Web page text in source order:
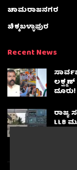
ಚಾಮರಾಜನಗರ
ಚಿಕ್ಕಬಳ್ಳಾಫುರ
Recent News
ದೂರು!
ರಾಜ್ಯ
LLB